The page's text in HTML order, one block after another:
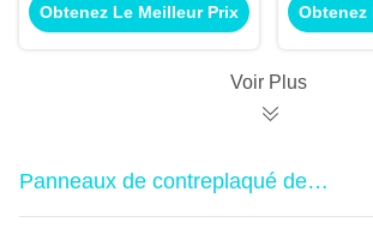
pour utilisation en
Obtenez Le Meilleur Prix
Click
Obtenez
Voir Plus
Panneaux de contreplaqué de